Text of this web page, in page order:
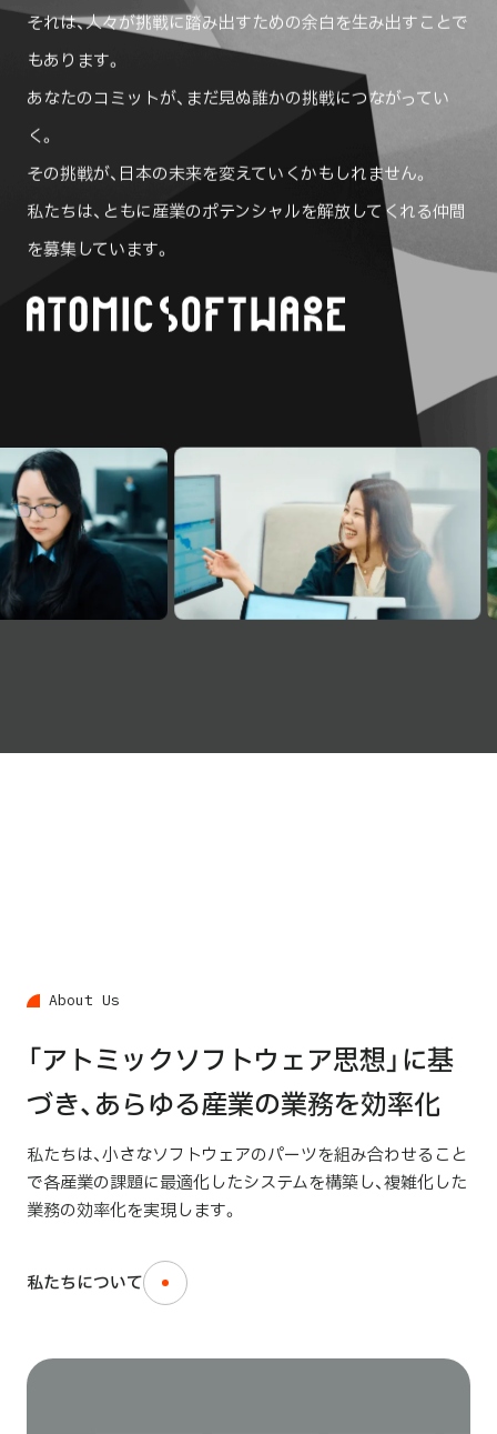
それは、人々が挑戦に踏み出すための余白を生み出すことで
もあります。
あなたのコミットが、まだ見ぬ誰かの挑戦につながってい
く。
その挑戦が、日本の未来を変えていくかもしれません。
私たちは、ともに産業のポテンシャルを解放してくれる仲間
を募集しています。
About Us
「アトミックソフトウェア思想」に基
づき、あらゆる産業の業務を効率化
私たちは、小さなソフトウェアのパーツを組み合わせること
で各産業の課題に最適化したシステムを構築し、複雑化した
業務の効率化を実現します。
私たちについて